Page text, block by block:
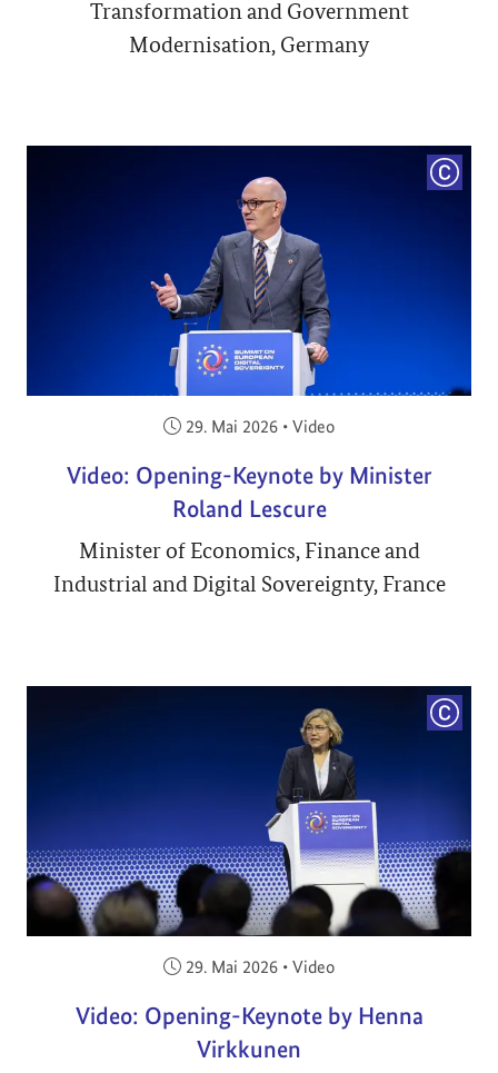
Transformation and Government
Modernisation, Germany
Veröffentlicht am:
29. Mai 2026 • Video
Video: Opening-Keynote by Minister
Roland Lescure
Minister of Economics, Finance and
Industrial and Digital Sovereignty, France
Veröffentlicht am:
29. Mai 2026 • Video
Video: Opening-Keynote by Henna
Virkkunen